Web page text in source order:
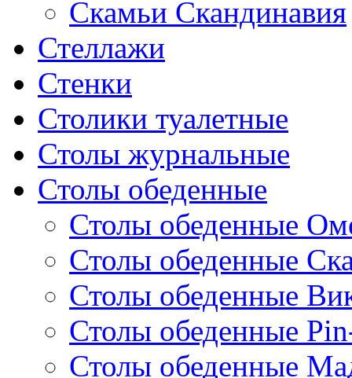
Скамьи Скандинавия
Стеллажи
Стенки
Столики туалетные
Столы журнальные
Столы обеденные
Столы обеденные
Столы обеденные
Столы обеденные
Столы обеденные
Столы обеденные